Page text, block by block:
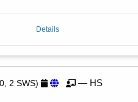
Details
2 SWS) — HS